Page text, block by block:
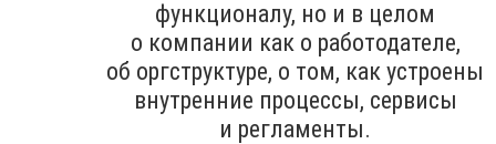
функционалу, но и в целом
о компании как о работодателе,
об оргструктуре, о том, как устроены
внутренние процессы, сервисы
и регламенты.